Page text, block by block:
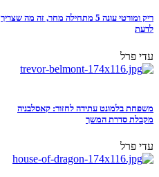
ריק ומורטי עונה 5 מתחילה מחר, זה מה שצריך
לדעת
עדי פרל
משפחת בלמונט עתידה לחזור: קאסלבניה
מקבלת סדרת המשך
עדי פרל